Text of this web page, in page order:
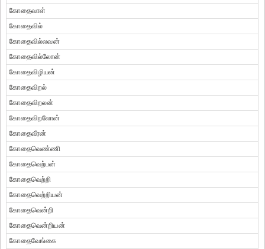
கோதைவாள்
கோதைவில்
கோதைவில்லவன்
கோதைவில்லோன்
கோதைவிழியன்
கோதைவிறல்
கோதைவிறலன்
கோதைவிறலோன்
கோதைவீரன்
கோதைவெண்ணி
கோதைவெற்பன்
கோதைவெற்றி
கோதைவெற்றியன்
கோதைவென்றி
கோதைவென்றியன்
கோதைவேங்கை